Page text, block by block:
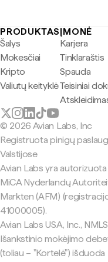
PRODUKTAS
Šalys
Mokesčiai
Kripto
Valiutų keityklė
ĮMONĖ
Karjera
Tinklaraštis
Spauda
Teisiniai
© 2026 Avian Labs, Inc
Registruota pinigų
Valstijose
Avian Labs yra
MiCA Nyderlandų
Markten (AFM)
41000005).
Avian Labs USA, Inc.,
Išankstinio mokėjimo
(toliau – "Kortelė") išduoda